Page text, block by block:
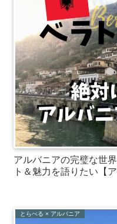
アルバニアの完璧な世
ト＆魅力を語りたい【
とらべる × アルバニア